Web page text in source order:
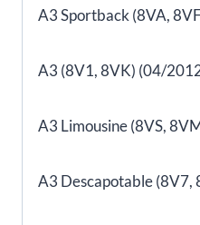
A3 Sportback (8VA,
A3 (8V1, 8VK) (04/
A3 Limousine (8VS,
A3 Descapotable